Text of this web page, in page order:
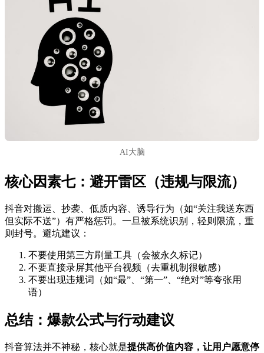
AI大脑
核心因素七：避开雷区（违规与限流）
抖音对搬运、抄袭、低质内容、诱导行为（如“关注我送东西
但实际不送”）有严格惩罚。一旦被系统识别，轻则限流，重
则封号。避坑建议：
不要使用第三方刷量工具（会被永久标记）
不要直接录屏其他平台视频（去重机制很敏感）
不要出现违规词（如“最”、“第一”、“绝对”等夸张用
语）
总结：爆款公式与行动建议
抖音算法并不神秘，核心就是提供高价值内容，让用户愿意停